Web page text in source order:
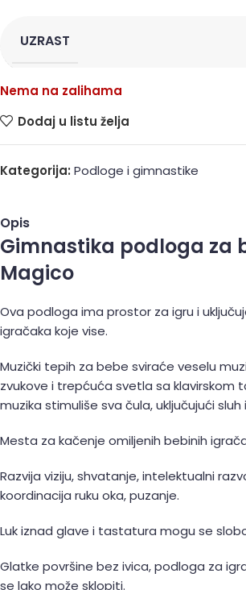
UZRAST
Nema na zalihama
Dodaj u listu želja
Kategorija: Podloge i gimnastike
Opis
Gimnastika podloga za
Magico
Ova podloga ima prostor za igru i
igračaka koje vise.
Muzički tepih za bebe sviraće veselu
zvukove i trepćuća svetla sa klavirskom
muzika stimuliše sva čula, uključujući sluh
Mesta za kačenje omiljenih bebinih
Razvija viziju, shvatanje, intelektualni
koordinacija ruku oka, puzanje.
Luk iznad glave i tastatura mogu se
Glatke površine bez ivica, podloga za
se lako može sklopiti.